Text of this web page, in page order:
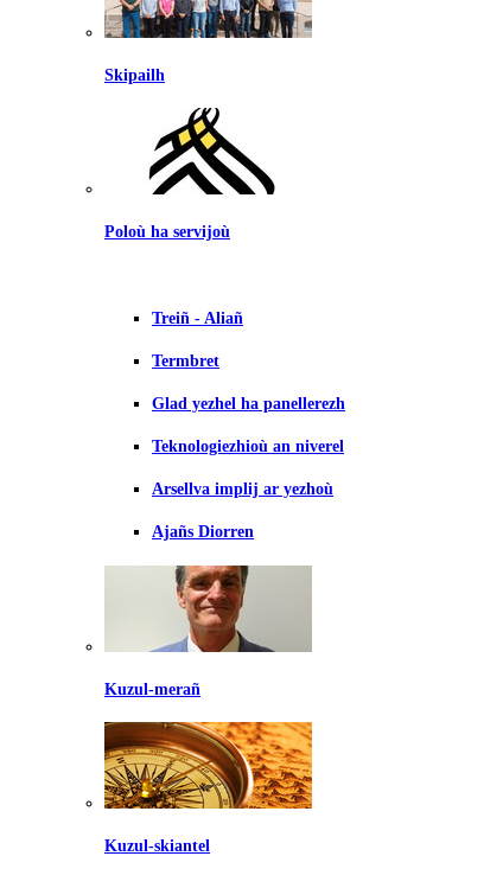
Skipailh
Poloù ha servijoù
Treiñ - Aliañ
Termbret
Glad yezhel ha panellerezh
Teknologiezhioù an niverel
Arsellva implij ar yezhoù
Ajañs Diorren
Kuzul-merañ
Kuzul-skiantel